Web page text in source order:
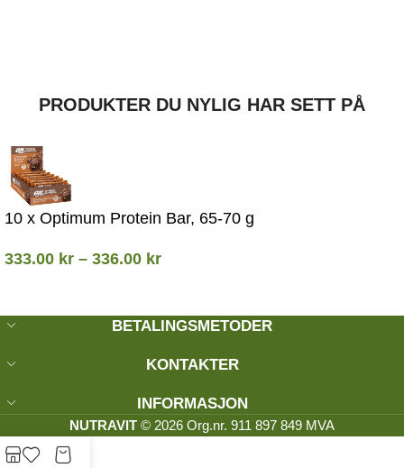
PRODUKTER DU NYLIG HAR SETT PÅ
10 x Optimum Protein Bar, 65-70 g
333.00 kr – 336.00 kr
BETALINGSMETODER
KONTAKTER
INFORMASJON
NUTRAVIT © 2026 Org.nr. 911 897 849 MVA